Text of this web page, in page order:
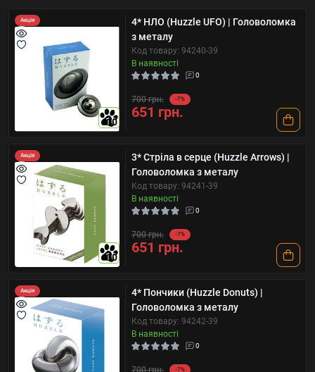
Акція
10
4* НЛО (Huzzle UFO) | Головоломка
з металу
Код товару: 94240-39
В наявності
0
700 грн. -7%
651 грн.
Акція
10
3* Стріла в серце (Huzzle Arrows) |
Головоломка з металу
Код товару: 94241-39
В наявності
0
700 грн. -7%
651 грн.
Акція
4* Пончики (Huzzle Donuts) |
Головоломка з металу
Код товару: 94242-39
В наявності
0
700 грн. -7%